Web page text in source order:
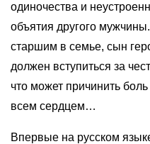
одиночества и
объятия другого
старшим в семье, сын
должен вступиться за
что может причинить
всем сердцем…
Впервые на русском